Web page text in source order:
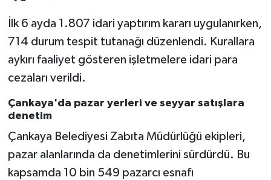
İlk 6 ayda 1.807 idari yaptırım kararı uygulanırken,
714 durum tespit tutanağı düzenlendi. Kurallara
aykırı faaliyet gösteren işletmelere idari para
cezaları verildi.
Çankaya'da pazar yerleri ve seyyar satışlara
denetim
Çankaya Belediyesi Zabıta Müdürlüğü ekipleri,
pazar alanlarında da denetimlerini sürdürdü. Bu
kapsamda 10 bin 549 pazarcı esnafı